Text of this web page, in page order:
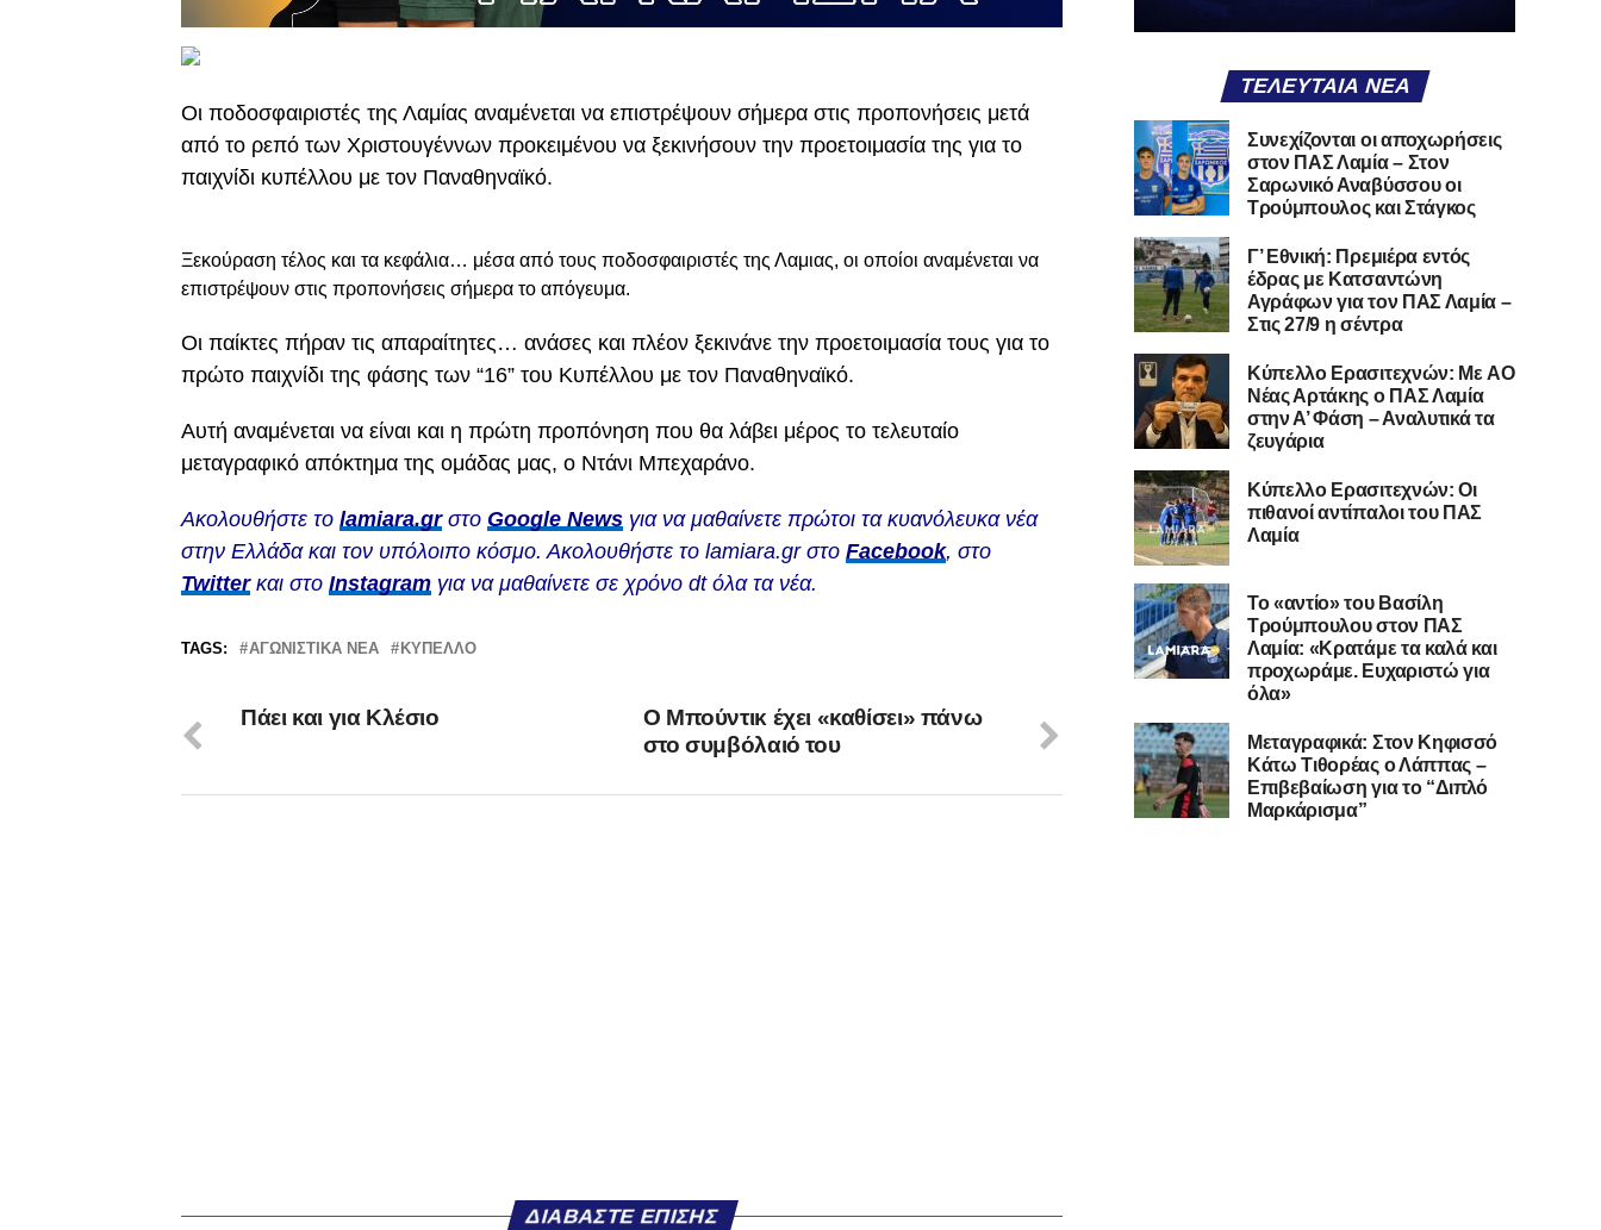
Οι ποδοσφαιριστές της Λαμίας αναμένεται να επιστρέψουν σήμερα στις προπονήσεις μετά
από το ρεπό των Χριστουγέννων προκειμένου να ξεκινήσουν την προετοιμασία της για το
παιχνίδι κυπέλλου με τον Παναθηναϊκό.
Ξεκούραση τέλος και τα κεφάλια… μέσα από τους ποδοσφαιριστές της Λαμιας, οι οποίοι αναμένεται να
επιστρέψουν στις προπονήσεις σήμερα το απόγευμα.
Οι παίκτες πήραν τις απαραίτητες… ανάσες και πλέον ξεκινάνε την προετοιμασία τους για το
πρώτο παιχνίδι της φάσης των “16” του Κυπέλλου με τον Παναθηναϊκό.
Αυτή αναμένεται να είναι και η πρώτη προπόνηση που θα λάβει μέρος το τελευταίο
μεταγραφικό απόκτημα της ομάδας μας, ο Ντάνι Μπεχαράνο.
Ακολουθήστε το lamiara.grστο Google News για να μαθαίνετε πρώτοι τα κυανόλευκα νέα
στην Ελλάδα και τον υπόλοιπο κόσμο. Ακολουθήστε το lamiara.gr στο Facebook, στο
Twitterκαι στο Instagram για να μαθαίνετε σε χρόνο dt όλα τα νέα.
TAGS: ΑΓΩΝΙΣΤΙΚΆ ΝΈΑ ΚΎΠΕΛΛΟ
Ο Μπούντικ έχει «καθίσει» πάνω
στο συμβόλαιό του
Πάει και για Κλέσιο
ΔΙΑΒΆΣΤΕ ΕΠΊΣΗΣ
ΤΕΛΕΥΤΑΊΑ ΝΈΑ
Συνεχίζονται οι αποχωρήσεις
στον ΠΑΣ Λαμία – Στον
Σαρωνικό Αναβύσσου οι
Τρούμπουλος και Στάγκος
Γ’ Εθνική: Πρεμιέρα εντός
έδρας με Κατσαντώνη
Αγράφων για τον ΠΑΣ Λαμία –
Στις 27/9 η σέντρα
Kύπελλο Ερασιτεχνών: Με AO
Nέας Αρτάκης ο ΠΑΣ Λαμία
στην Α’ Φάση – Αναλυτικά τα
ζευγάρια
Κύπελλο Ερασιτεχνών: Οι
πιθανοί αντίπαλοι του ΠΑΣ
Λαμία
Το «αντίο» του Βασίλη
Τρούμπουλου στον ΠΑΣ
Λαμία: «Κρατάμε τα καλά και
προχωράμε. Ευχαριστώ για
όλα»
Μεταγραφικά: Στον Κηφισσό
Κάτω Τιθορέας ο Λάππας –
Επιβεβαίωση για το “Διπλό
Μαρκάρισμα”